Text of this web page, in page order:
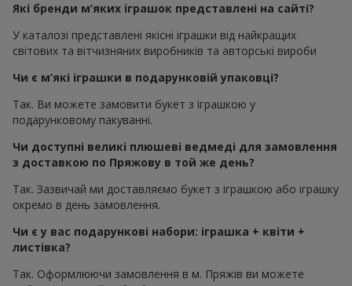
Які бренди м’яких іграшок представлені на сайті?
У каталозі представлені якісні іграшки від найкращих
світових та вітчизняних виробників та авторські вироби
Чи є м’які іграшки в подарунковій упаковці?
Так. Ви можете замовити букет з іграшкою у
подарунковому пакуванні.
Чи доступні великі плюшеві ведмеді для замовлення
з доставкою по Пряжову в той же день?
Так. Зазвичай ми доставляємо букет з іграшкою або іграшку
окремо в день замовлення.
Чи є у вас подарункові набори: іграшка + квіти +
листівка?
Так. Оформлюючи замовлення в м. Пряжів ви можете